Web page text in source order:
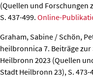
(Quellen und Forschungen
S. 437-499. Online-
Graham, Sabine / Schön,
heilbronnica 7. Beiträge
Heilbronn 2023 (Quellen
Stadt Heilbronn 23), S. 473-